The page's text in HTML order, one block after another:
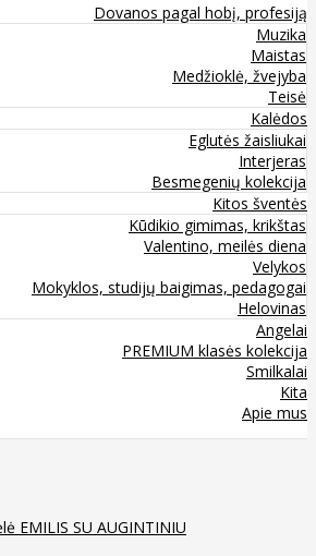
Dovanos pagal hobį, profesiją
Muzika
Maistas
Medžioklė, žvejyba
Teisė
Kalėdos
Eglutės žaisliukai
Interjeras
Besmegenių kolekcija
Kitos šventės
Kūdikio gimimas, krikštas
Valentino, meilės diena
Velykos
Mokyklos, studijų baigimas, pedagogai
Helovinas
Angelai
PREMIUM klasės kolekcija
Smilkalai
Kita
Apie mus
EMILIS SU AUGINTINIU